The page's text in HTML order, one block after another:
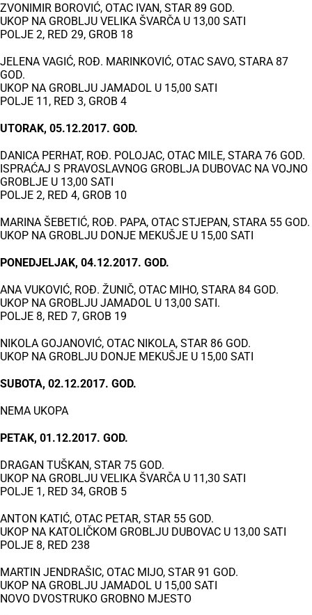
ZVONIMIR BOROVIĆ, OTAC IVAN, STAR 89 GOD.
UKOP NA GROBLJU VELIKA ŠVARČA U 13,00 SATI
POLJE 2, RED 29, GROB 18
JELENA VAGIĆ, ROĐ. MARINKOVIĆ, OTAC SAVO, STARA 87
GOD.
UKOP NA GROBLJU JAMADOL U 15,00 SATI
POLJE 11, RED 3, GROB 4
UTORAK, 05.12.2017. GOD.
DANICA PERHAT, ROĐ. POLOJAC, OTAC MILE, STARA 76 GOD.
ISPRAĆAJ S PRAVOSLAVNOG GROBLJA DUBOVAC NA VOJNO
GROBLJE U 13,00 SATI
POLJE 2, RED 4, GROB 10
MARINA ŠEBETIĆ, ROĐ. PAPA, OTAC STJEPAN, STARA 55 GOD.
UKOP NA GROBLJU DONJE MEKUŠJE U 15,00 SATI
PONEDJELJAK, 04.12.2017. GOD.
ANA VUKOVIĆ, ROĐ. ŽUNIČ, OTAC MIHO, STARA 84 GOD.
UKOP NA GROBLJU JAMADOL U 13,00 SATI.
POLJE 8, RED 7, GROB 19
NIKOLA GOJANOVIĆ, OTAC NIKOLA, STAR 86 GOD.
UKOP NA GROBLJU DONJE MEKUŠJE U 15,00 SATI
SUBOTA, 02.12.2017. GOD.
NEMA UKOPA
PETAK, 01.12.2017. GOD.
DRAGAN TUŠKAN, STAR 75 GOD.
UKOP NA GROBLJU VELIKA ŠVARČA U 11,30 SATI
POLJE 1, RED 34, GROB 5
ANTON KATIĆ, OTAC PETAR, STAR 55 GOD.
UKOP NA KATOLIČKOM GROBLJU DUBOVAC U 13,00 SATI
POLJE 8, RED 238
MARTIN JENDRAŠIC, OTAC MIJO, STAR 91 GOD.
UKOP NA GROBLJU JAMADOL U 15,00 SATI
NOVO DVOSTRUKO GROBNO MJESTO